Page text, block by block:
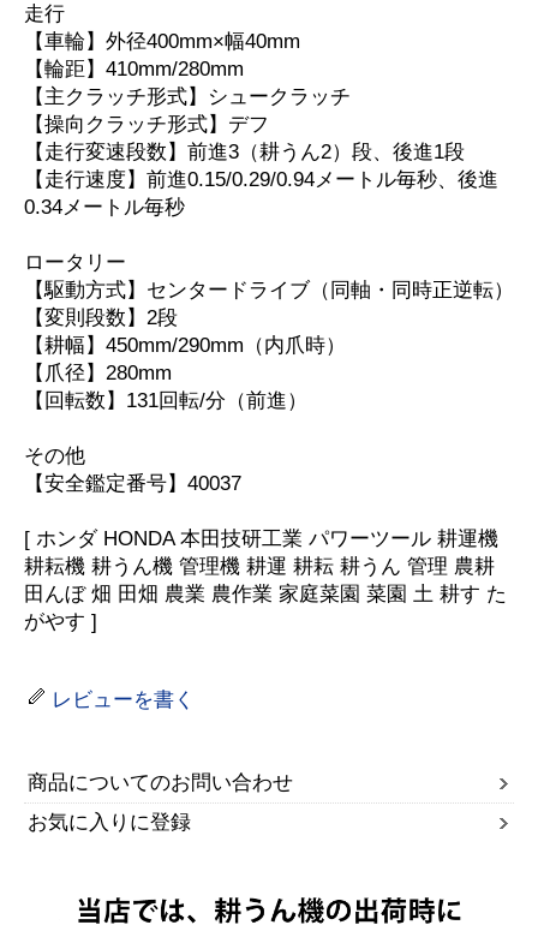
走行
【車輪】外径400mm×幅40mm
【輪距】410mm/280mm
【主クラッチ形式】シュークラッチ
【操向クラッチ形式】デフ
【走行変速段数】前進3（耕うん2）段、後進1段
【走行速度】前進0.15/0.29/0.94メートル毎秒、後進
0.34メートル毎秒
ロータリー
【駆動方式】センタードライブ（同軸・同時正逆転）
【変則段数】2段
【耕幅】450mm/290mm（内爪時）
【爪径】280mm
【回転数】131回転/分（前進）
その他
【安全鑑定番号】40037
[ ホンダ HONDA 本田技研工業 パワーツール 耕運機
耕耘機 耕うん機 管理機 耕運 耕耘 耕うん 管理 農耕
田んぼ 畑 田畑 農業 農作業 家庭菜園 菜園 土 耕す た
がやす ]
レビューを書く
商品についてのお問い合わせ
お気に入りに登録